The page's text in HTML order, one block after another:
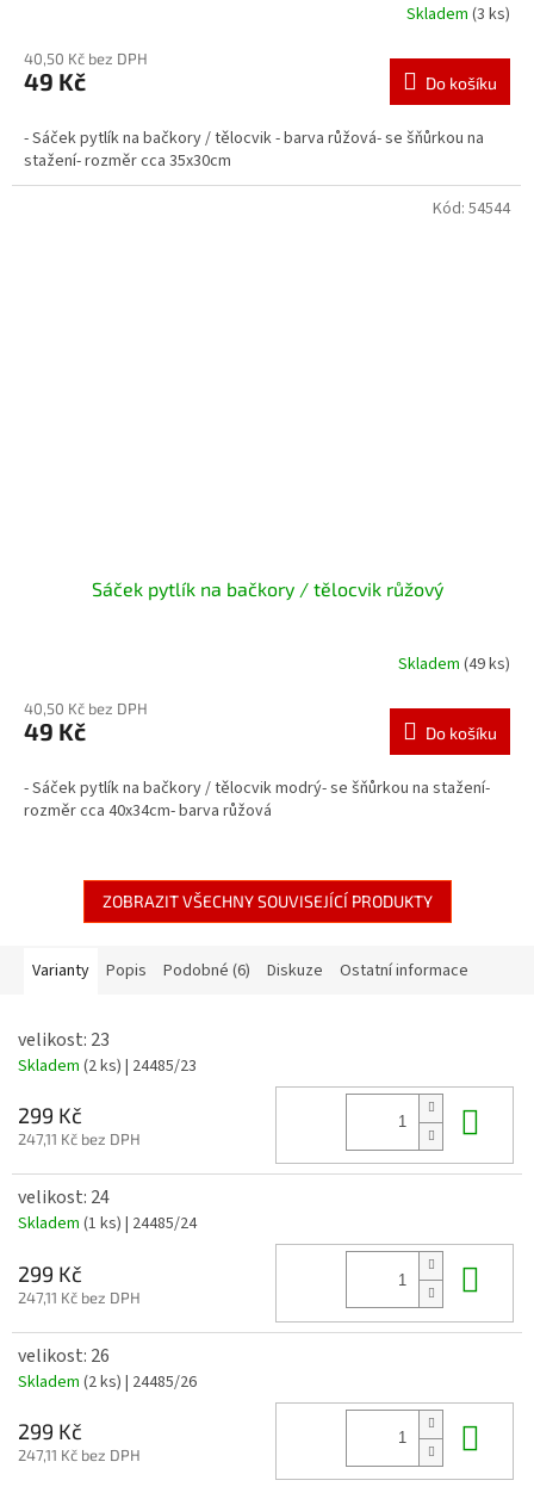
Skladem (3 ks)
40,50 Kč bez DPH
49 Kč Do košíku
- Sáček pytlík na bačkory / tělocvik - barva růžová- se šňůrkou na
stažení- rozměr cca 35x30cm
Sáček pytlík na bačkory / tělocvik růžový
Skladem (49 ks)
40,50 Kč bez DPH
49 Kč Do košíku
- Sáček pytlík na bačkory / tělocvik modrý- se šňůrkou na stažení-
rozměr cca 40x34cm- barva růžová
Kód: 54544
ZOBRAZIT VŠECHNY SOUVISEJÍCÍ PRODUKTY
Varianty Popis Podobné (6) Diskuze Ostatní informace
velikost: 23
Skladem (2 ks) | 24485/23
299 Kč
247,11 Kč bez DPH
velikost: 24
Skladem (1 ks) | 24485/24
299 Kč
247,11 Kč bez DPH
velikost: 26
Skladem (2 ks) | 24485/26
299 Kč
247,11 Kč bez DPH